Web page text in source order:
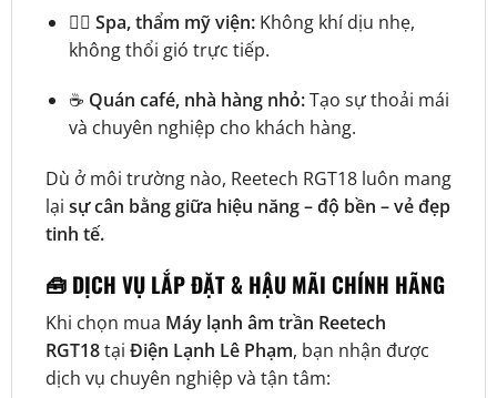
💆‍♀️ Spa, thẩm mỹ viện:Không khí dịu nhẹ,
không thổi gió trực tiếp.
☕ Quán café, nhà hàng nhỏ:Tạo sự thoải mái
và chuyên nghiệp cho khách hàng.
Dù ở môi trường nào, Reetech RGT18 luôn mang
lại sự cân bằng giữa hiệu năng – độ bền – vẻ đẹp
tinh tế.
🧰 DỊCH VỤ LẮP ĐẶT & HẬU MÃI CHÍNH HÃNG
Khi chọn mua Máy lạnh âm trần Reetech
RGT18tại Điện Lạnh Lê Phạm, bạn nhận được
dịch vụ chuyên nghiệp và tận tâm: